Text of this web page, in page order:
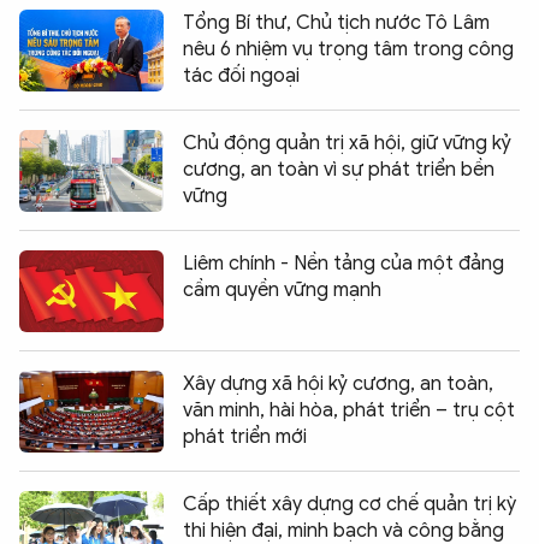
Tổng Bí thư, Chủ tịch nước Tô Lâm
nêu 6 nhiệm vụ trọng tâm trong công
tác đối ngoại
Chủ động quản trị xã hội, giữ vững kỷ
cương, an toàn vì sự phát triển bền
vững
Liêm chính - Nền tảng của một đảng
cầm quyền vững mạnh
Xây dựng xã hội kỷ cương, an toàn,
văn minh, hài hòa, phát triển – trụ cột
phát triển mới
Cấp thiết xây dựng cơ chế quản trị kỳ
thi hiện đại, minh bạch và công bằng